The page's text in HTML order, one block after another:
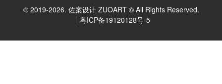
© 2019-2026. 佐案设计 ZUOART © All Rights Reserved.
粤ICP备19120128号-5